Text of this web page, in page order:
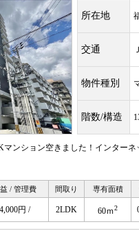
所在地
交通
物件種別
階数/構造
ンション空きました！インター
/ 管理費 間取り 専有面積
4,000円 / 2LDK 60ｍ2